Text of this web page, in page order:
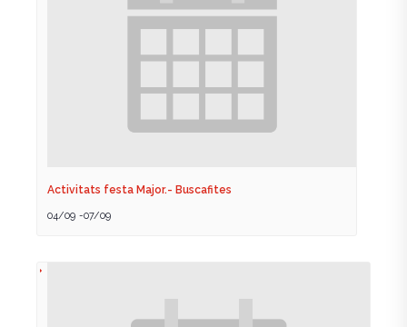
Activitats festa Major.- Buscafites
04/09 -07/09